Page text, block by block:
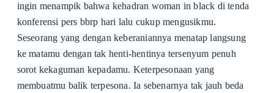
ingin menampik bahwa kehadran woman in black di tenda
konferensi pers bbrp hari lalu cukup mengusikmu.
Seseorang yang dengan keberaniannya menatap langsung
ke matamu dengan tak henti-hentinya tersenyum penuh
sorot kekaguman kepadamu. Keterpesonaan yang
membuatmu balik terpesona. Ia sebenarnya tak jauh beda